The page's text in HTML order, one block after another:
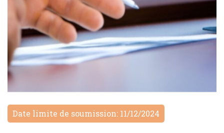
Date limite de soumission: 11/12/2024